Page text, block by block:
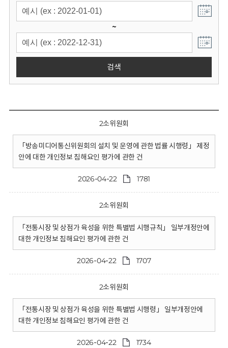
~
검색
2소위원회
「방송미디어통신위원회의 설치 및 운영에 관한 법률 시행령」 제정
안에 대한 개인정보 침해요인 평가에 관한 건
2026-04-22 1781
2소위원회
「전통시장 및 상점가 육성을 위한 특별법 시행규칙」 일부개정안에
대한 개인정보 침해요인 평가에 관한 건
2026-04-22 1707
2소위원회
「전통시장 및 상점가 육성을 위한 특별법 시행령」 일부개정안에
대한 개인정보 침해요인 평가에 관한 건
2026-04-22 1734